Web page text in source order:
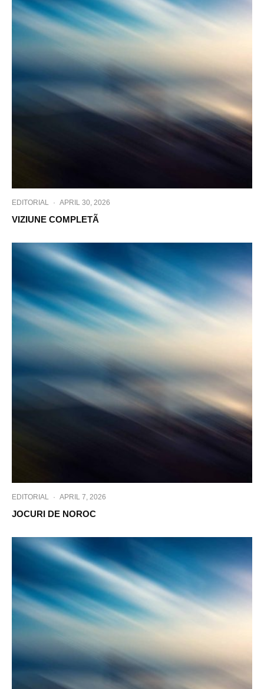
EDITORIAL · APRIL 30, 2026
VIZIUNE COMPLETÃ
EDITORIAL · APRIL 7, 2026
JOCURI DE NOROC